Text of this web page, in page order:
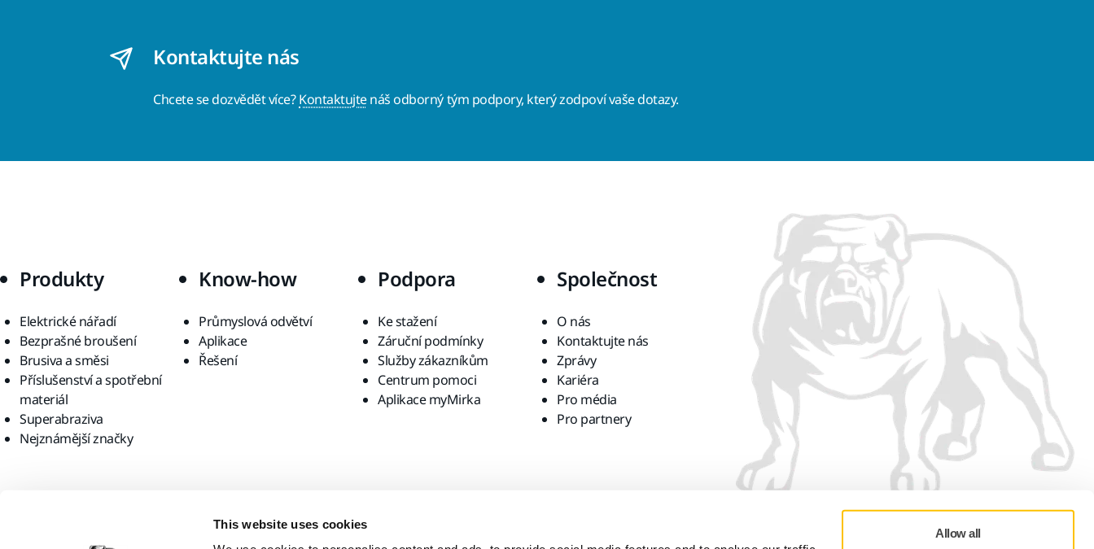
This website uses cookies
Allow all
Kontaktujte nás
Chcete se dozvědět více?Kontaktujtenáš odborný tým podpory, který zodpoví vaše dotazy.
Produkty
Elektrické nářadí
Bezprašné broušení
Brusiva a směsi
Příslušenství a spotřební
materiál
Superabraziva
Nejznámější značky
Know-how
Průmyslová odvětví
Aplikace
Řešení
Podpora
Ke stažení
Záruční podmínky
Služby zákazníkům
Centrum pomoci
Aplikace myMirka
Společnost
O nás
Kontaktujte nás
Zprávy
Kariéra
Pro média
Pro partnery